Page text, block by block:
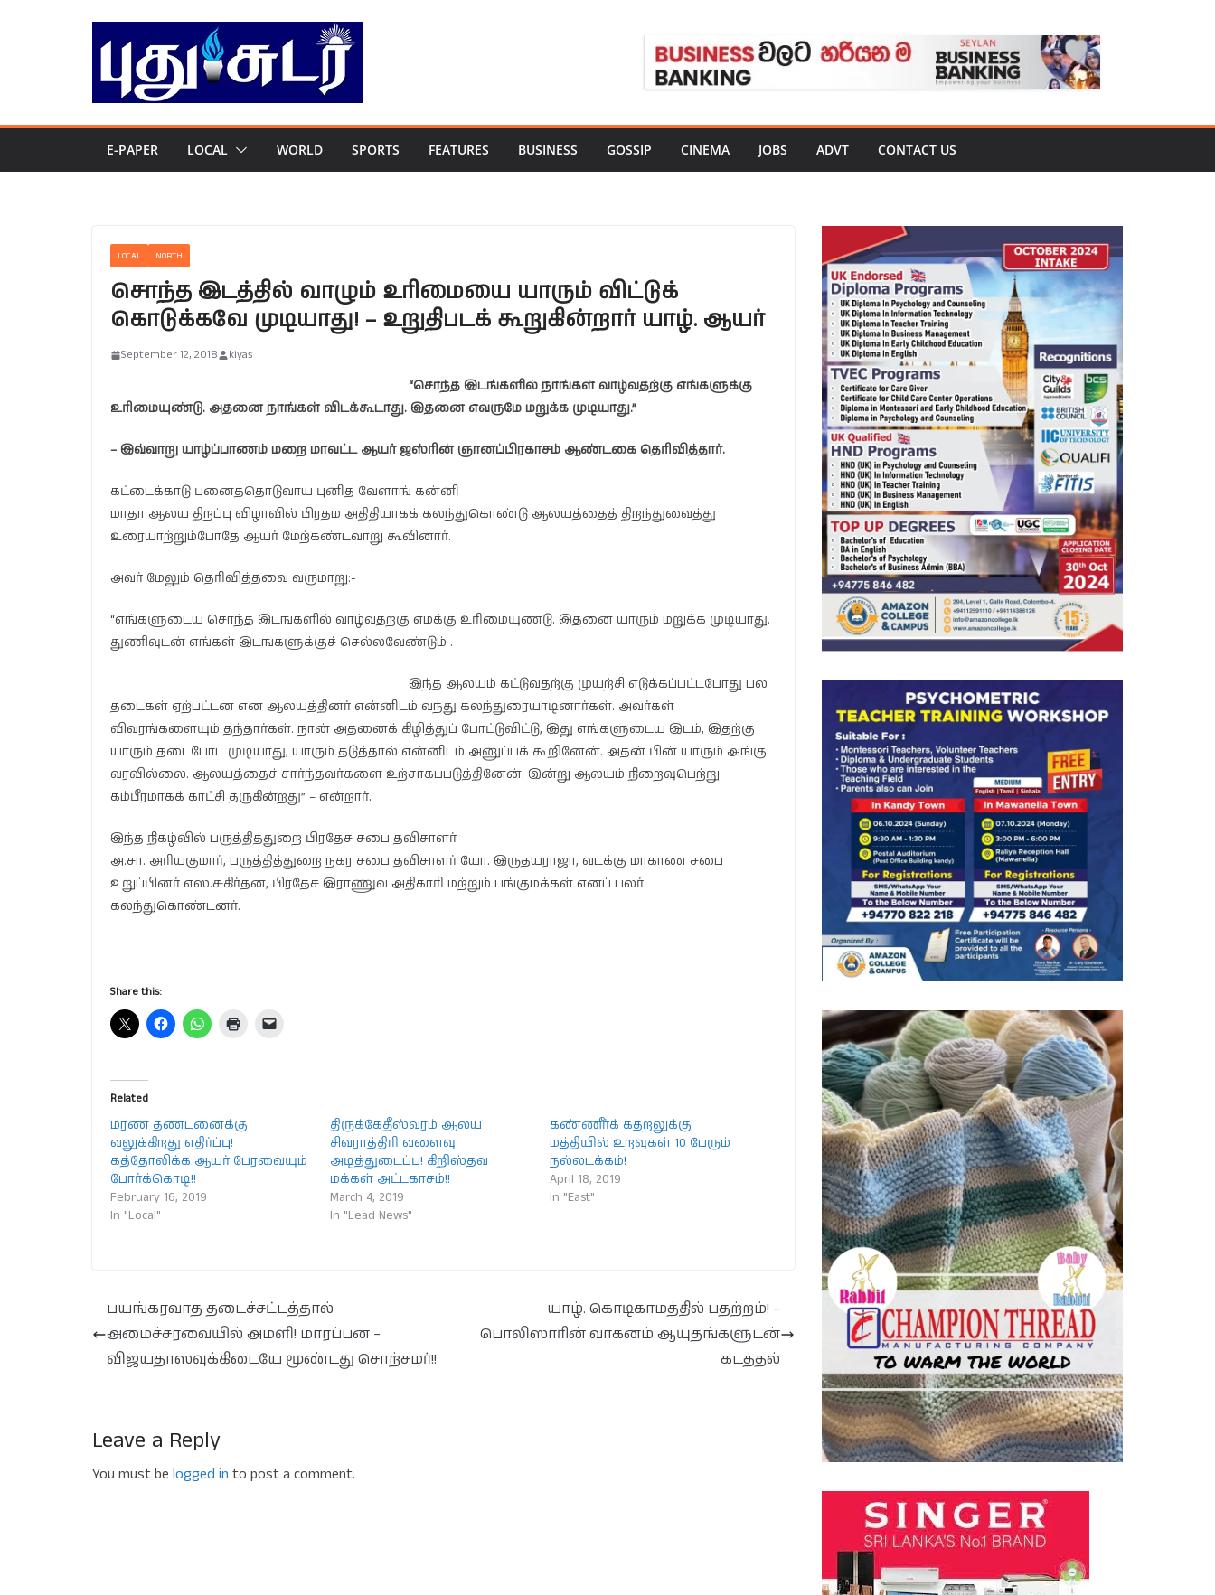
E-PAPER LOCAL WORLD SPORTS FEATURES BUSINESS GOSSIP CINEMA JOBS ADVT CONTACT US
LOCAL NORTH
சொந்த இடத்தில் வாழும் உரிமையை யாரும் விட்டுக்
கொடுக்கவே முடியாது! – உறுதிபடக் கூறுகின்றார் யாழ். ஆயர்
September 12, 2018 kiyas
“சொந்த இடங்களில் நாங்கள் வாழ்வதற்கு எங்களுக்கு
உரிமையுண்டு. அதனை நாங்கள் விடக்கூடாது. இதனை எவருமே மறுக்க முடியாது.”
– இவ்வாறு யாழ்ப்பாணம் மறை மாவட்ட ஆயர் ஜஸ்ரின் ஞானப்பிரகாசம் ஆண்டகை தெரிவித்தார்.
கட்டைக்காடு புனைத்தொடுவாய் புனித வேளாங் கன்னி
மாதா ஆலய திறப்பு விழாவில் பிரதம அதிதியாகக் கலந்துகொண்டு ஆலயத்தைத் திறந்துவைத்து
உரையாற்றும்போதே ஆயர் மேற்கண்டவாறு கூவினார்.
அவர் மேலும் தெரிவித்தவை வருமாறு:-
“எங்களுடைய சொந்த இடங்களில் வாழ்வதற்கு எமக்கு உரிமையுண்டு. இதனை யாரும் மறுக்க முடியாது.
துணிவுடன் எங்கள் இடங்களுக்குச் செல்லவேண்டும் .
இந்த ஆலயம் கட்டுவதற்கு முயற்சி எடுக்கப்பட்டபோது பல
தடைகள் ஏற்பட்டன என ஆலயத்தினர் என்னிடம் வந்து கலந்துரையாடினார்கள். அவர்கள்
விவரங்களையும் தந்தார்கள். நான் அதனைக் கிழித்துப் போட்டுவிட்டு, இது எங்களுடைய இடம், இதற்கு
யாரும் தடைபோட முடியாது, யாரும் தடுத்தால் என்னிடம் அனுப்பக் கூறினேன். அதன் பின் யாரும் அங்கு
வரவில்லை. ஆலயத்தைச் சார்ந்தவர்களை உற்சாகப்படுத்தினேன். இன்று ஆலயம் நிறைவுபெற்று
கம்பீரமாகக் காட்சி தருகின்றது” – என்றார்.
இந்த நிகழ்வில் பருத்தித்துறை பிரதேச சபை தவிசாளர்
அ.சா. அரியகுமார், பருத்தித்துறை நகர சபை தவிசாளர் யோ. இருதயராஜா, வடக்கு மாகாண சபை
உறுப்பினர் எஸ்.சுகிர்தன், பிரதேச இராணுவ அதிகாரி மற்றும் பங்குமக்கள் எனப் பலர்
கலந்துகொண்டனர்.
Share this:
Related
மரண தண்டனைக்கு
வலுக்கிறது எதிர்ப்பு!
கத்தோலிக்க ஆயர் பேரவையும்
போர்க்கொடி!!
February 16, 2019
In "Local"
திருக்கேதீஸ்வரம் ஆலய
சிவராத்திரி வளைவு
அடித்துடைப்பு! கிறிஸ்தவ
மக்கள் அட்டகாசம்!!
March 4, 2019
In "Lead News"
கண்ணீர்க் கதறலுக்கு
மத்தியில் உறவுகள் 10 பேரும்
நல்லடக்கம்!
April 18, 2019
In "East"
பயங்கரவாத தடைச்சட்டத்தால்
அமைச்சரவையில் அமளி! மாரப்பன –
விஜயதாஸவுக்கிடையே மூண்டது சொற்சமர்!!
யாழ். கொடிகாமத்தில் பதற்றம்! –
பொலிஸாரின் வாகனம் ஆயுதங்களுடன்
கடத்தல்
Leave a Reply
You must be logged in to post a comment.